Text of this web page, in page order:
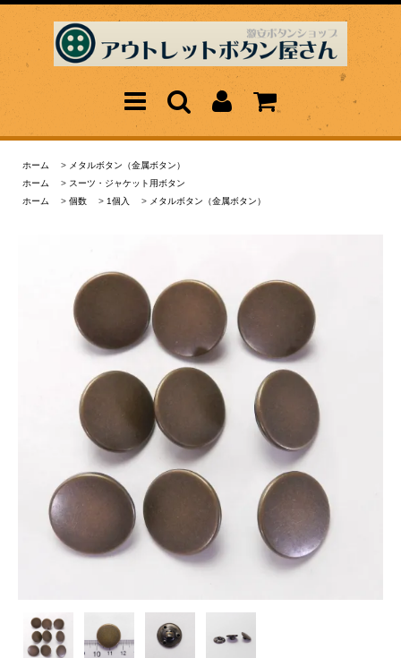
ホーム > メタルボタン（金属ボタン）
ホーム
> スーツ・ジャケット用ボタン
ホーム
> 個数 > 1個入 > メタルボタン（金属ボタン）